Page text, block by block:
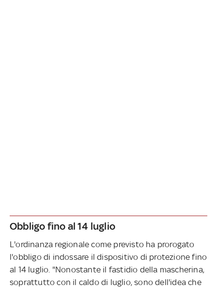
Obbligo fino al 14 luglio
L'ordinanza regionale come previsto ha prorogato
l'obbligo di indossare il dispositivo di protezione fino
al 14 luglio. "Nonostante il fastidio della mascherina,
soprattutto con il caldo di luglio, sono dell'idea che